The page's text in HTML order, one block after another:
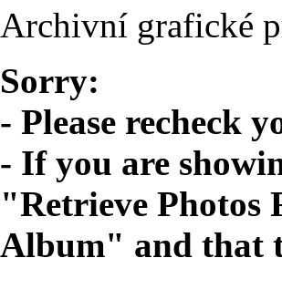
Archivní grafické
Sorry:
- Please recheck
- If you are
"Retrieve Photos
Album" and that